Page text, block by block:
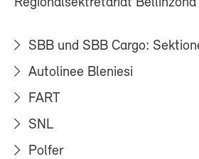
SBB und SBB Cargo:
Autolinee Bleniesi
FART
SNL
Polfer